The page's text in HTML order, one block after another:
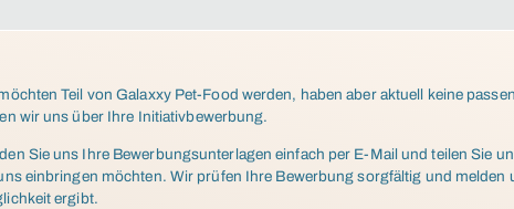
Teil von Galaxxy Pet-Food werden, haben aber aktuell keine
wir uns über Ihre Initiativbewerbung.
Sie uns Ihre Bewerbungsunterlagen einfach per E-Mail und teilen Sie
einbringen möchten. Wir prüfen Ihre Bewerbung sorgfältig und melden
ergibt.